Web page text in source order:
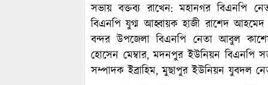
সভায় বক্তব্য রাখেন: মহানগর বিএনপি
বিএনপি যুগ্ম আহ্বায়ক হাজী রাশেদ আহমেদ
বন্দর উপজেলা বিএনপি নেতা আবুল
হোসেন মেম্বার, মদনপুর ইউনিয়ন বিএনপি
সম্পাদক ইব্রাহিম, মুছাপুর ইউনিয়ন যুবদল